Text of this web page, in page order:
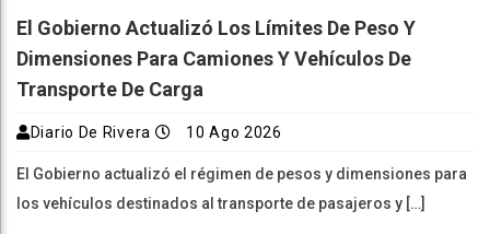
El Gobierno Actualizó Los Límites De Peso Y
Dimensiones Para Camiones Y Vehículos De
Transporte De Carga
Diario De Rivera 10 Ago 2026
El Gobierno actualizó el régimen de pesos y dimensiones para
los vehículos destinados al transporte de pasajeros y […]